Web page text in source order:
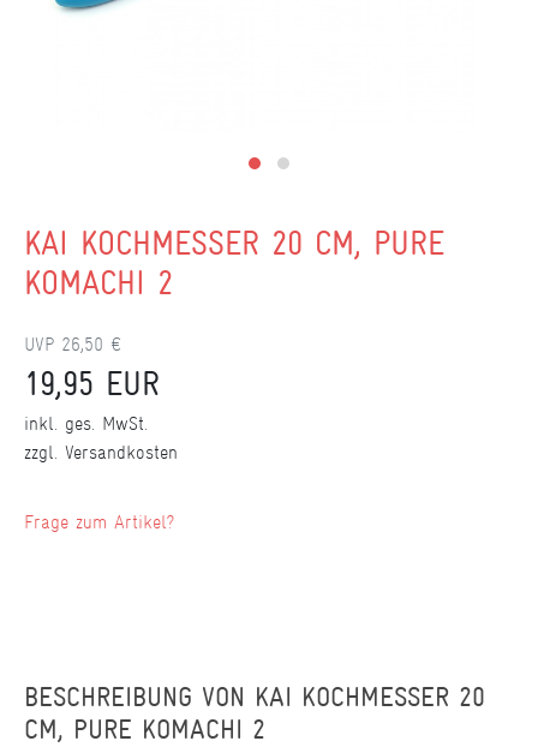
KAI KOCHMESSER 20 CM, PURE
KOMACHI 2
UVP 26,50 €
19,95 EUR
inkl. ges. MwSt.
zzgl. Versandkosten
Frage zum Artikel?
BESCHREIBUNG VON KAI KOCHMESSER 20
CM, PURE KOMACHI 2